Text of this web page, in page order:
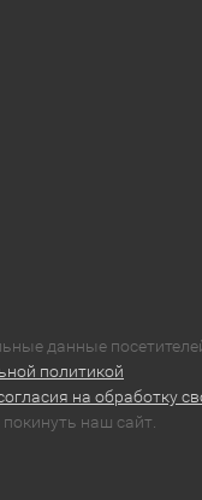
данные
политикой
на обработку
наш сайт.